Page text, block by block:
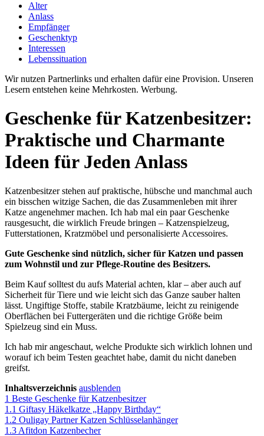
Alter
Anlass
Empfänger
Geschenktyp
Interessen
Lebenssituation
Wir nutzen Partnerlinks und erhalten dafür eine Provision. Unseren
Lesern entstehen keine Mehrkosten. Werbung.
Geschenke für Katzenbesitzer:
Praktische und Charmante
Ideen für Jeden Anlass
Katzenbesitzer stehen auf praktische, hübsche und manchmal auch
ein bisschen witzige Sachen, die das Zusammenleben mit ihrer
Katze angenehmer machen. Ich hab mal ein paar Geschenke
rausgesucht, die wirklich Freude bringen – Katzenspielzeug,
Futterstationen, Kratzmöbel und personalisierte Accessoires.
Gute Geschenke sind nützlich, sicher für Katzen und passen
zum Wohnstil und zur Pflege-Routine des Besitzers.
Beim Kauf solltest du aufs Material achten, klar – aber auch auf
Sicherheit für Tiere und wie leicht sich das Ganze sauber halten
lässt. Ungiftige Stoffe, stabile Kratzbäume, leicht zu reinigende
Oberflächen bei Futtergeräten und die richtige Größe beim
Spielzeug sind ein Muss.
Ich hab mir angeschaut, welche Produkte sich wirklich lohnen und
worauf ich beim Testen geachtet habe, damit du nicht daneben
greifst.
Inhaltsverzeichnis ausblenden
1 Beste Geschenke für Katzenbesitzer
1.1 Giftasy Häkelkatze „Happy Birthday“
1.2 Ouligay Partner Katzen Schlüsselanhänger
1.3 Afitdon Katzenbecher